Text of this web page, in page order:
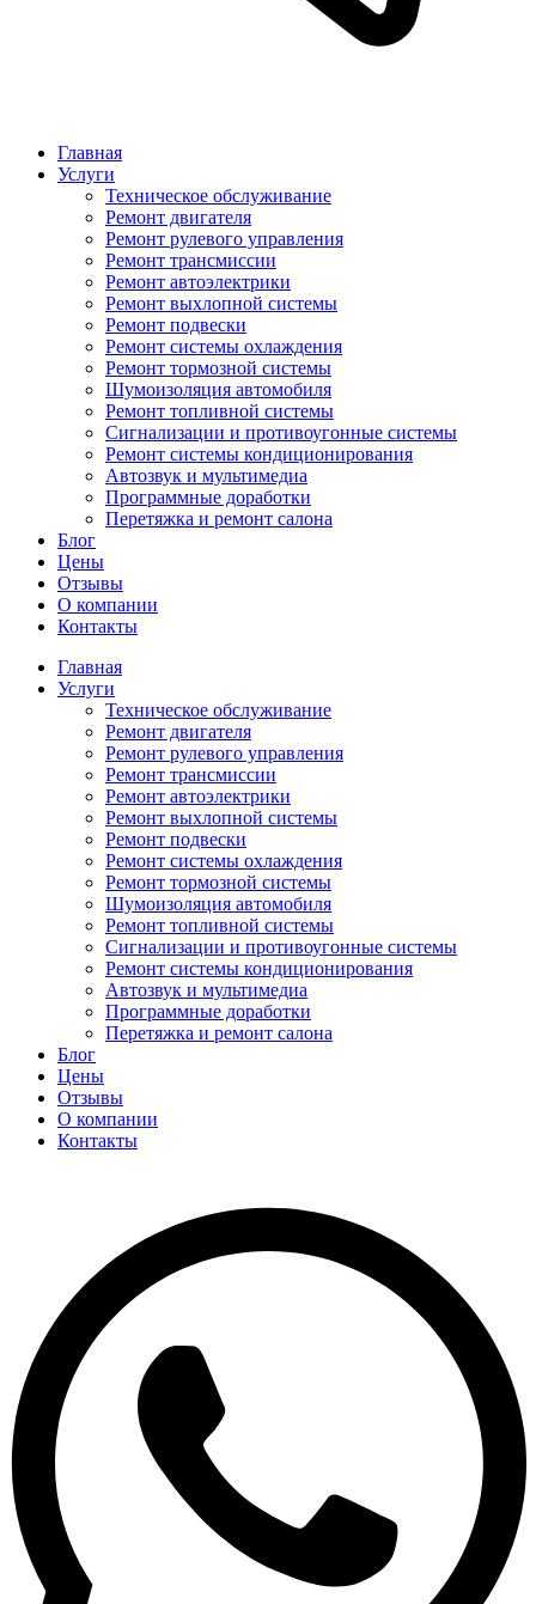
Главная
Услуги
Техническое обслуживание
Ремонт двигателя
Ремонт рулевого управления
Ремонт трансмиссии
Ремонт автоэлектрики
Ремонт выхлопной системы
Ремонт подвески
Ремонт системы охлаждения
Ремонт тормозной системы
Шумоизоляция автомобиля
Ремонт топливной системы
Сигнализации и противоугонные системы
Ремонт системы кондиционирования
Автозвук и мультимедиа
Программные доработки
Перетяжка и ремонт салона
Блог
Цены
Отзывы
О компании
Контакты
Главная
Услуги
Техническое обслуживание
Ремонт двигателя
Ремонт рулевого управления
Ремонт трансмиссии
Ремонт автоэлектрики
Ремонт выхлопной системы
Ремонт подвески
Ремонт системы охлаждения
Ремонт тормозной системы
Шумоизоляция автомобиля
Ремонт топливной системы
Сигнализации и противоугонные системы
Ремонт системы кондиционирования
Автозвук и мультимедиа
Программные доработки
Перетяжка и ремонт салона
Блог
Цены
Отзывы
О компании
Контакты